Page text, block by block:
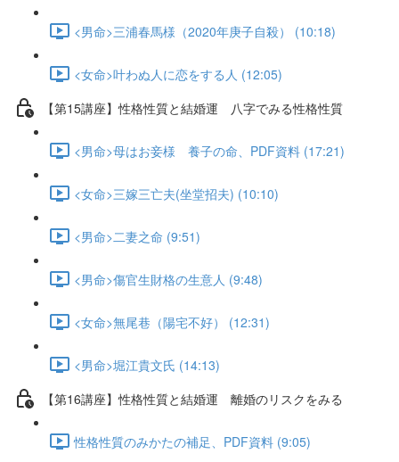
<男命>三浦春馬様（2020年庚子自殺） (10:18)
<女命>叶わぬ人に恋をする人 (12:05)
【第15講座】性格性質と結婚運 八字でみる性格性質
<男命>母はお妾様 養子の命、PDF資料 (17:21)
<女命>三嫁三亡夫(坐堂招夫) (10:10)
<男命>二妻之命 (9:51)
<男命>傷官生財格の生意人 (9:48)
<女命>無尾巷（陽宅不好） (12:31)
<男命>堀江貴文氏 (14:13)
【第16講座】性格性質と結婚運 離婚のリスクをみる
性格性質のみかたの補足、PDF資料 (9:05)